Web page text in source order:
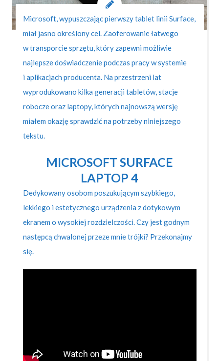
Microsoft, wypuszczając pierwszy tablet linii Surface,
miał jasno określony cel. Zaoferowanie łatwego
w transporcie sprzętu, który zapewni możliwie
najlepsze doświadczenie podczas pracy w systemie
i aplikacjach producenta. Na przestrzeni lat
wyprodukowano kilka generacji tabletów, stacje
robocze oraz laptopy, których najnowszą wersję
miałem okazję sprawdzić na potrzeby niniejszego
tekstu.
MICROSOFT SURFACE
LAPTOP 4
Dedykowany osobom poszukującym szybkiego,
lekkiego i estetycznego urządzenia z dotykowym
ekranem o wysokiej rozdzielczości. Czy jest godnym
następcą chwalonej przeze mnie trójki? Przekonajmy
się.